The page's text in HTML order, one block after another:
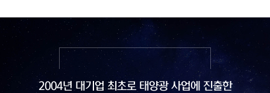
2004년 대기업 최초로 태양광 사업에 진출한